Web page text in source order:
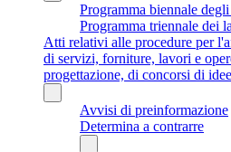
Programma biennale
Programma triennale dei
Atti relativi alle procedure per
di servizi, forniture, lavori e
progettazione, di concorsi di
Avvisi di preinformazione
Determina a contrarre